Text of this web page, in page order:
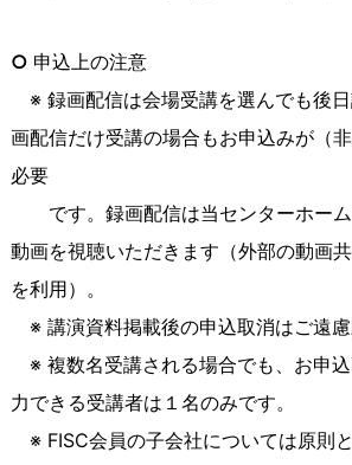
○ 申込上の注意
※ 録画配信は会場受講を選んでも後
画配信だけ受講の場合もお申込みが（非
必要
です。録画配信は当センターホーム
動画を視聴いただきます（外部の動画
を利用）。
※ 講演資料掲載後の申込取消はご遠慮
※ 複数名受講される場合でも、お申
力できる受講者は１名のみです。
※ FISC会員の子会社については原則